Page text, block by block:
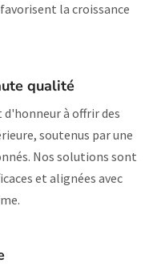
la croissance
qualité
à offrir des
soutenus par une
Nos solutions sont
et alignées avec